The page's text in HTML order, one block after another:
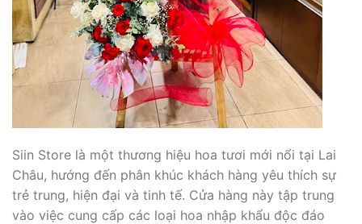
Siin Store là một thương hiệu hoa tươi mới nổi tại Lai
Châu, hướng đến phân khúc khách hàng yêu thích sự
trẻ trung, hiện đại và tinh tế. Cửa hàng này tập trung
vào việc cung cấp các loại hoa nhập khẩu độc đáo